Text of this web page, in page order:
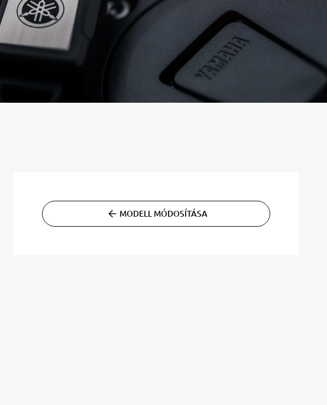
MODELL MÓDOSÍTÁSA